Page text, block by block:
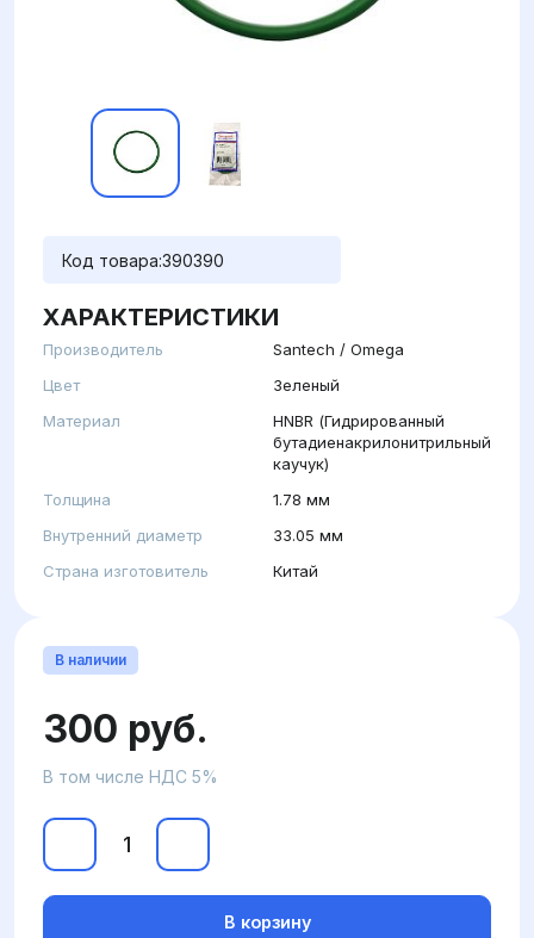
Код товара:390390
ХАРАКТЕРИСТИКИ
Производитель
Santech / Omega
Цвет
Зеленый
Материал
HNBR (Гидрированный
бутадиенакрилонитрильный
каучук)
Толщина
1.78 мм
Внутренний диаметр
33.05 мм
Страна изготовитель
Китай
В наличии
300 руб.
В том числе НДС 5%
В корзину